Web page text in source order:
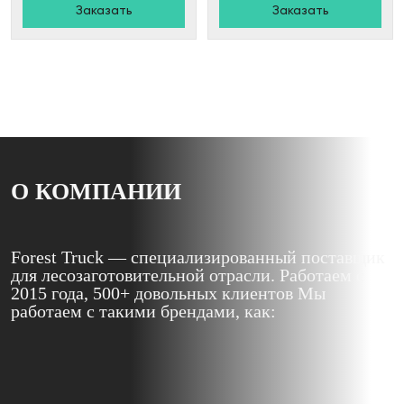
Заказать Заказать
О КОМПАНИИ
Forest Truck — специализированный поставщик
для лесозаготовительной отрасли. Работаем с
2015 года, 500+ довольных клиентов Мы
работаем с такими брендами, как: